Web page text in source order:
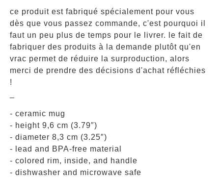
ce produit est fabriqué spécialement pour vous
dès que vous passez commande, c'est pourquoi il
faut un peu plus de temps pour le livrer. le fait de
fabriquer des produits à la demande plutôt qu'en
vrac permet de réduire la surproduction, alors
merci de prendre des décisions d'achat réfléchies
!
- ceramic mug
- height 9,6 cm (3.79″)
- diameter 8,3 cm (3.25″)
- lead and BPA-free material
- colored rim, inside, and handle
- dishwasher and microwave safe